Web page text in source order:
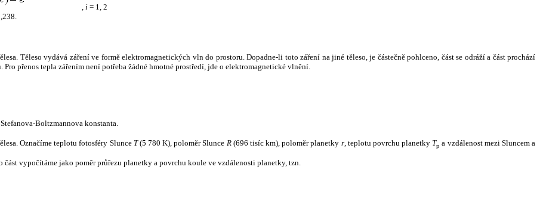
, i = 1, 2
Těleso vydává záření ve formě elektromagnetických vln do prostoru. Dopadne-li toto záření na jiné těleso, je částečně pohlceno, část se odráží a část prochází
přenos tepla zářením není potřeba žádné hmotné prostředí, jde o elektromagnetické vlnění.
Boltzmannova konstanta.
Označíme teplotu fotosféry Slunce T(5 780 K), poloměr Slunce R(696 tisíc km), poloměr planetky r, teplotu povrchu planetky Tp a vzdálenost mezi Sluncem a
vypočítáme jako poměr průřezu planetky a povrchu koule ve vzdálenosti planetky, tzn.